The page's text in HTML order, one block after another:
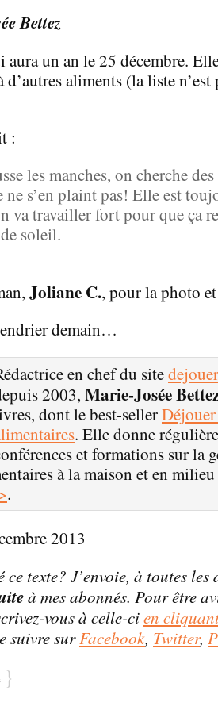
Bettez
aura un an le 25 décembre.
aliments (la liste n’est
:
les manches, on cherche
s’en plaint pas! Elle est
va travailler fort pour que ça
soleil.
Joliane C., pour la photo et
demain…
en chef du site
2003, Marie-Josée
dont le best-seller
. Elle donne
et formations sur la
à la maison et en
.
2013
ce texte? J’envoie, à toutes les
à mes abonnés. Pour être
vous à celle-cien
suivre surFacebook, Twitter,
}